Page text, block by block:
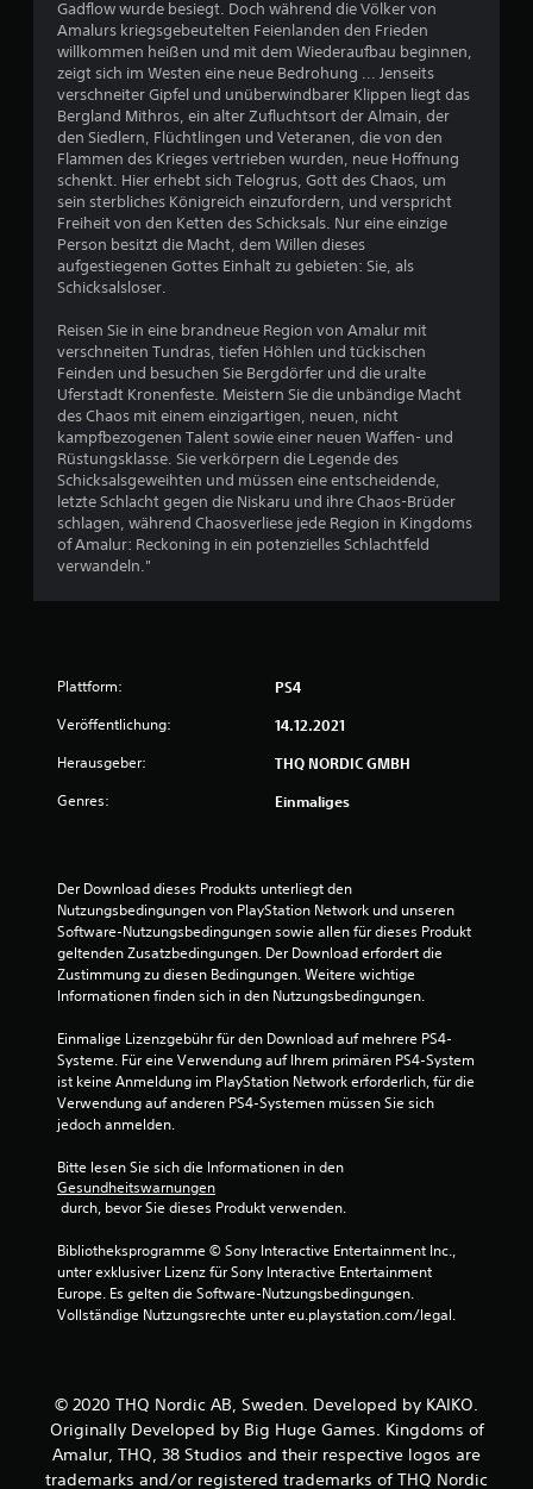
h
e
B
e
w
e
n
g
:
4
S
r
n
a
s
4
8
Gadflow wurde besiegt. Doch während die Völker von
Amalurs kriegsgebeutelten Feienlanden den Frieden
willkommen heißen und mit dem Wiederaufbau beginnen,
zeigt sich im Westen eine neue Bedrohung ... Jenseits
verschneiter Gipfel und unüberwindbarer Klippen liegt das
Bergland Mithros, ein alter Zufluchtsort der Almain, der
den Siedlern, Flüchtlingen und Veteranen, die von den
Flammen des Krieges vertrieben wurden, neue Hoffnung
schenkt. Hier erhebt sich Telogrus, Gott des Chaos, um
sein sterbliches Königreich einzufordern, und verspricht
Freiheit von den Ketten des Schicksals. Nur eine einzige
Person besitzt die Macht, dem Willen dieses
aufgestiegenen Gottes Einhalt zu gebieten: Sie, als
Schicksalsloser.
Reisen Sie in eine brandneue Region von Amalur mit
verschneiten Tundras, tiefen Höhlen und tückischen
Feinden und besuchen Sie Bergdörfer und die uralte
Uferstadt Kronenfeste. Meistern Sie die unbändige Macht
des Chaos mit einem einzigartigen, neuen, nicht
kampfbezogenen Talent sowie einer neuen Waffen- und
Rüstungsklasse. Sie verkörpern die Legende des
Schicksalsgeweihten und müssen eine entscheidende,
letzte Schlacht gegen die Niskaru und ihre Chaos-Brüder
schlagen, während Chaosverliese jede Region in Kingdoms
of Amalur: Reckoning in ein potenzielles Schlachtfeld
verwandeln."
Plattform: PS4
Veröffentlichung: 14.12.2021
Herausgeber: THQ NORDIC GMBH
Genres: Einmaliges
Der Download dieses Produkts unterliegt den
Nutzungsbedingungen von PlayStation Network und unseren
Software-Nutzungsbedingungen sowie allen für dieses Produkt
geltenden Zusatzbedingungen. Der Download erfordert die
Zustimmung zu diesen Bedingungen. Weitere wichtige
Informationen finden sich in den Nutzungsbedingungen.
Einmalige Lizenzgebühr für den Download auf mehrere PS4-
Systeme. Für eine Verwendung auf Ihrem primären PS4-System
ist keine Anmeldung im PlayStation Network erforderlich, für die
Verwendung auf anderen PS4-Systemen müssen Sie sich
jedoch anmelden.
Bitte lesen Sie sich die Informationen in den
Gesundheitswarnungen
durch, bevor Sie dieses Produkt verwenden.
Bibliotheksprogramme © Sony Interactive Entertainment Inc.,
unter exklusiver Lizenz für Sony Interactive Entertainment
Europe. Es gelten die Software-Nutzungsbedingungen.
Vollständige Nutzungsrechte unter eu.playstation.com/legal.
© 2020 THQ Nordic AB, Sweden. Developed by KAIKO.
Originally Developed by Big Huge Games. Kingdoms of
Amalur, THQ, 38 Studios and their respective logos are
trademarks and/or registered trademarks of THQ Nordic